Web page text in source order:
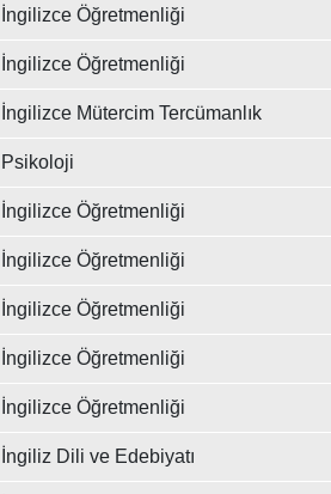
İngilizce Öğretmenliği
İngilizce Öğretmenliği
İngilizce Mütercim Tercümanlık
Psikoloji
İngilizce Öğretmenliği
İngilizce Öğretmenliği
İngilizce Öğretmenliği
İngilizce Öğretmenliği
İngilizce Öğretmenliği
İngiliz Dili ve Edebiyatı